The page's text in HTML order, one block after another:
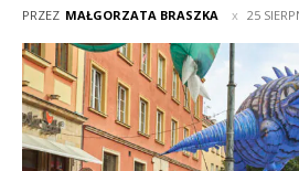
PRZEZ MAŁGORZATA BRASZKA 25